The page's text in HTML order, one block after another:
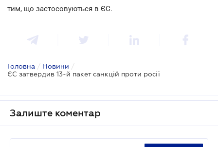
тим, що застосовуються в ЄС.
Головна / Новини /
ЄС затвердив 13-й пакет санкцій проти росії
Залиште коментар